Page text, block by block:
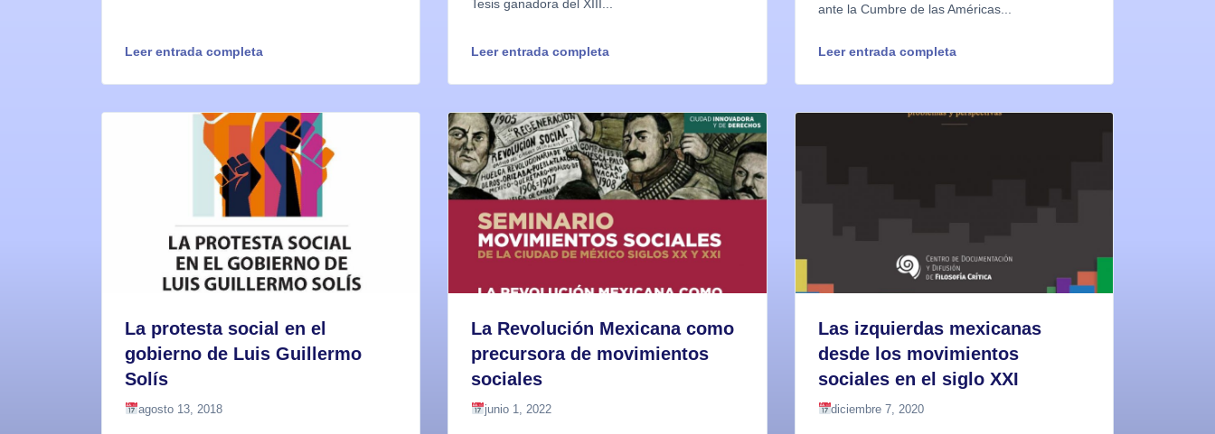
Leer entrada completa
Tesis ganadora del XIII...
Leer entrada completa
ante la Cumbre de las Américas...
Leer entrada completa
La protesta social en el
gobierno de Luis Guillermo
Solís
agosto 13, 2018
La Revolución Mexicana como
precursora de movimientos
sociales
junio 1, 2022
Las izquierdas mexicanas
desde los movimientos
sociales en el siglo XXI
diciembre 7, 2020